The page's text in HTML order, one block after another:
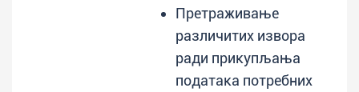
Претраживање
различитих извора
ради прикупљања
података потребних